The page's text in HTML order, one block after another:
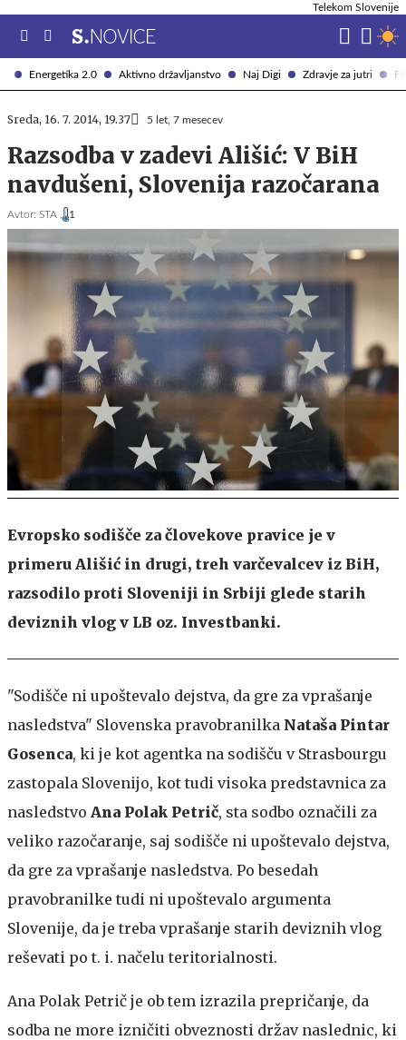
Energetika 2.0 Aktivno državljanstvo Naj Digi Zdravje za jutri
Telekom Slovenije
Sreda, 16. 7. 2014, 19.37 5 let, 7 mesecev
Razsodba v zadevi Ališić: V BiH
navdušeni, Slovenija razočarana
Avtor: STA , 1
Evropsko sodišče za človekove pravice je v
primeru Ališić in drugi, treh varčevalcev iz BiH,
razsodilo proti Sloveniji in Srbiji glede starih
deviznih vlog v LB oz. Investbanki.
"Sodišče ni upoštevalo dejstva, da gre za vprašanje
nasledstva" Slovenska pravobranilka Nataša Pintar
Gosenca, ki je kot agentka na sodišču v Strasbourgu
zastopala Slovenijo, kot tudi visoka predstavnica za
nasledstvo Ana Polak Petrič, sta sodbo označili za
veliko razočaranje, saj sodišče ni upoštevalo dejstva,
da gre za vprašanje nasledstva. Po besedah
pravobranilke tudi ni upoštevalo argumenta
Slovenije, da je treba vprašanje starih deviznih vlog
reševati po t. i. načelu teritorialnosti.
Ana Polak Petrič je ob tem izrazila prepričanje, da
sodba ne more izničiti obveznosti držav naslednic, ki